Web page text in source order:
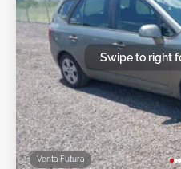
Venta Futura
Swipe to right